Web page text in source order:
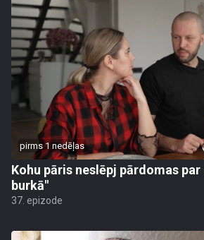
pirms 1 nedēļas
Kohu pāris neslēpj pārdomas
burkā"
37. epizode